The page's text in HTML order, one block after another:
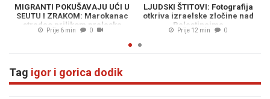
MIGRANTI POKUŠAVAJU UĆI U
SEUTU I ZRAKOM: Marokanac
stradao prilikom prelaska
granice paraglajderom (VIDEO)
Prije 6 min 0
LJUDSKI ŠTITOVI: Fotografija
otkriva izraelske zločine nad
Palestincima
Prije 12 min 0
Tag igor i gorica dodik